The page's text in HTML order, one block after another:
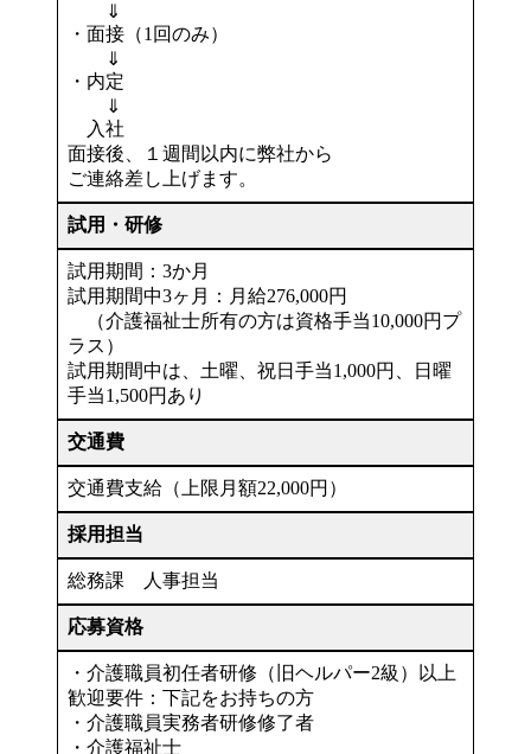
⇓
・面接（1回のみ）
⇓
・内定
⇓
入社
面接後、１週間以内に弊社から
ご連絡差し上げます。
試用・研修
試用期間：3か月
試用期間中3ヶ月：月給276,000円
（介護福祉士所有の方は資格手当10,000円プ
ラス）
試用期間中は、土曜、祝日手当1,000円、日曜
手当1,500円あり
交通費
交通費支給（上限月額22,000円）
採用担当
総務課 人事担当
応募資格
・介護職員初任者研修（旧ヘルパー2級）以上
歓迎要件：下記をお持ちの方
・介護職員実務者研修修了者
・介護福祉士